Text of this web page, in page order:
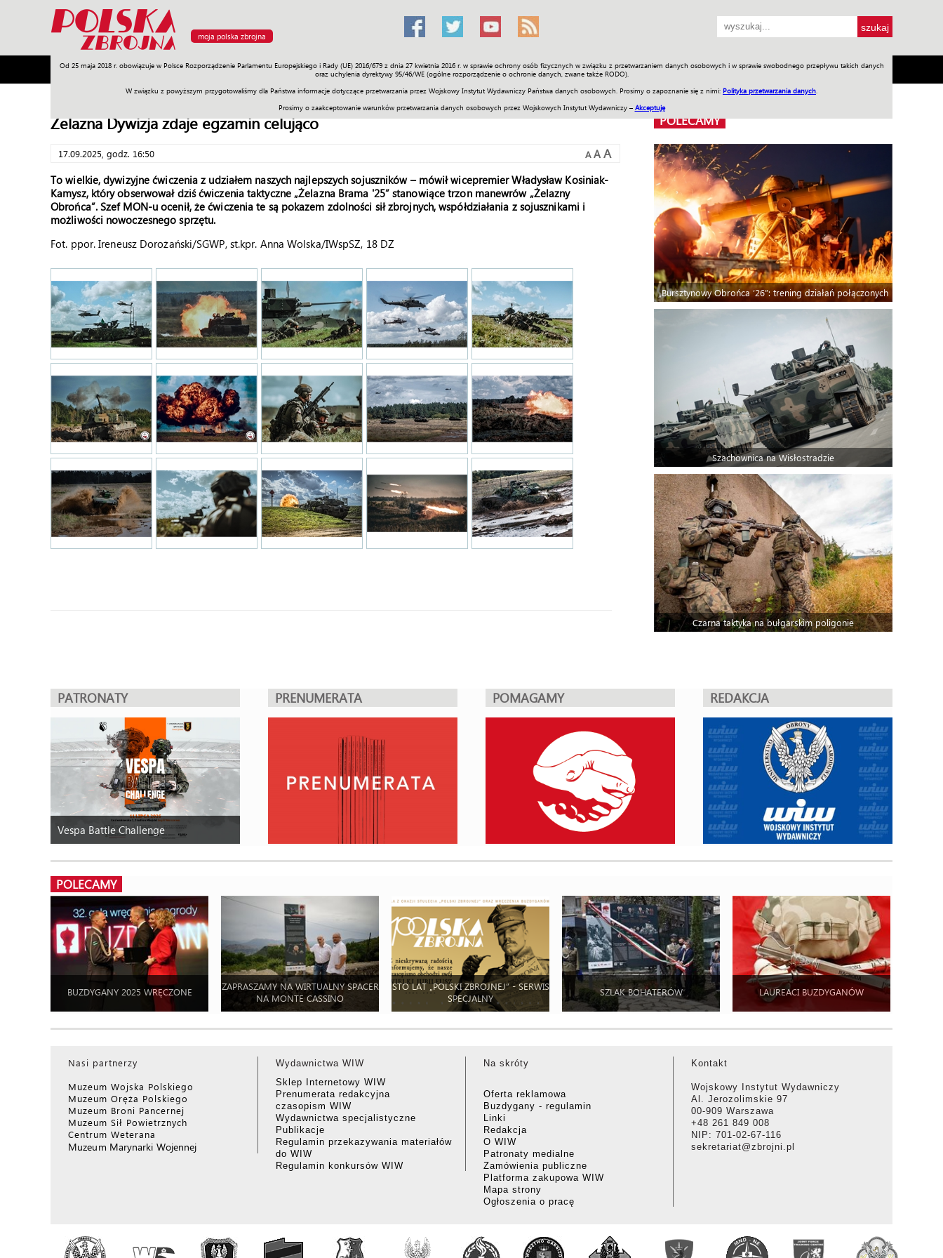
moja polska zbrojna
Od 25 maja 2018 r. obowiązuje w Polsce Rozporządzenie Parlamentu Europejskiego i Rady (UE) 2016/679 z dnia 27 kwietnia 2016 r. w sprawie ochrony osób fizycznych w związku z przetwarzaniem danych osobowych i w sprawie swobodnego przepływu takich danych
oraz uchylenia dyrektywy 95/46/WE (ogólne rozporządzenie o ochronie danych, zwane także RODO).
W związku z powyższym przygotowaliśmy dla Państwa informacje dotyczące przetwarzania przez Wojskowy Instytut Wydawniczy Państwa danych osobowych. Prosimy o zapoznanie się z nimi: Polityka przetwarzania danych
Prosimy o zaakceptowanie warunków przetwarzania danych osobowych przez Wojskowych Instytut Wydawniczy – Akceptuję
Armia Poligon Sprzęt Misje Polityka Prawo Świat Społeczność Sport Historia Galerie Wideo ENGLISH SKLEP Jednodniówki Praca w WIW
Żelazna Dywizja zdaje egzamin celująco
17.09.2025, godz. 16:50 A A A
To wielkie, dywizyjne ćwiczenia z udziałem naszych najlepszych sojuszników – mówił wicepremier Władysław Kosiniak-
Kamysz, który obserwował dziś ćwiczenia taktyczne „Żelazna Brama '25” stanowiące trzon manewrów „Żelazny
Obrońca”. Szef MON-u ocenił, że ćwiczenia te są pokazem zdolności sił zbrojnych, współdziałania z sojusznikami i
możliwości nowoczesnego sprzętu.
Fot. ppor. Ireneusz Dorożański/SGWP, st.kpr. Anna Wolska/IWspSZ, 18 DZ
POLECAMY
„Bursztynowy Obrońca ‘26”: trening działań połączonych
Szachownica na Wisłostradzie
Czarna taktyka na bułgarskim poligonie
PATRONATY
Vespa Battle Challenge
PRENUMERATA POMAGAMY REDAKCJA
POLECAMY
BUZDYGANY 2025 WRĘCZONE
ZAPRASZAMY NA WIRTUALNY SPACER
NA MONTE CASSINO
STO LAT „POLSKI ZBROJNEJ” - SERWIS
SPECJALNY
SZLAK BOHATERÓW LAUREACI BUZDYGANÓW
Nasi partnerzy
Muzeum Wojska Polskiego
Muzeum Oręża Polskiego
Muzeum Broni Pancernej
Muzeum Sił Powietrznych
Centrum Weterana
Muzeum Marynarki Wojennej
Wydawnictwa WIW
Sklep Internetowy WIW
Prenumerata redakcyjna
czasopism WIW
Wydawnictwa specjalistyczne
Publikacje
Regulamin przekazywania materiałów
do WIW
Regulamin konkursów WIW
Na skróty
Oferta reklamowa
Buzdygany - regulamin
Linki
Redakcja
O WIW
Patronaty medialne
Zamówienia publiczne
Platforma zakupowa WIW
Mapa strony
Ogłoszenia o pracę
Kontakt
Wojskowy Instytut Wydawniczy
Al. Jerozolimskie 97
00-909 Warszawa
+48 261 849 008
NIP: 701-02-67-116
sekretariat@zbrojni.pl